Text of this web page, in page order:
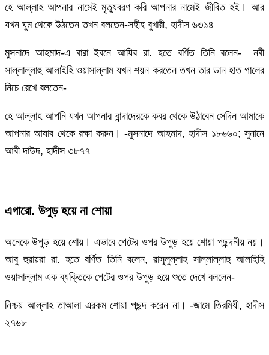
হে আল্লাহ আপনার নামেই মৃত্যুবরণ করি আপনার নামেই জীবিত হই। আর
যখন ঘুম থেকে উঠতেন তখন বলতেন-সহীহ বুখারী, হাদীস ৬৩১৪
মুসনাদে আহমাদ-এ বারা ইবনে আযিব রা. হতে বর্ণিত তিনি বলেন- নবী
সাল্লাল্লাহু আলাইহি ওয়াসাল্লাম যখন শয়ন করতেন তখন তার ডান হাত গালের
নিচে রেখে বলতেন-
হে আল্লাহ আপনি যখন আপনার বান্দাদেরকে কবর থেকে উঠাবেন সেদিন আমাকে
আপনার আযাব থেকে রক্ষা করুন। -মুসনাদে আহমাদ, হাদীস ১৮৬৬০; সুনানে
আবী দাউদ, হাদীস ৩৮৭৭
এগারো. উপুড় হয়ে না শোয়া
অনেকে উপুড় হয়ে শোয়। এভাবে পেটের ওপর উপুড় হয়ে শোয়া পছন্দনীয় নয়।
আবু হুরায়রা রা. হতে বর্ণিত তিনি বলেন, রাসূলুল্লাহ সাল্লাল্লাহু আলাইহি
ওয়াসাল্লাম এক ব্যক্তিকে পেটের ওপর উপুড় হয়ে শুতে দেখে বললেন-
নিশ্চয় আল্লাহ তাআলা এরকম শোয়া পছন্দ করেন না। -জামে তিরমিযী, হাদীস
২৭৬৮